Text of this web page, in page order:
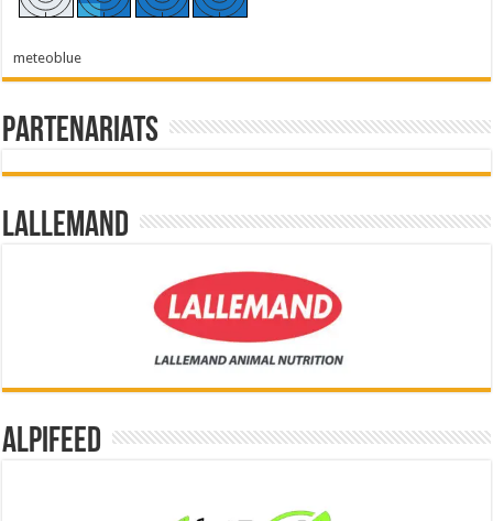
meteoblue
Partenariats
Lallemand
Alpifeed